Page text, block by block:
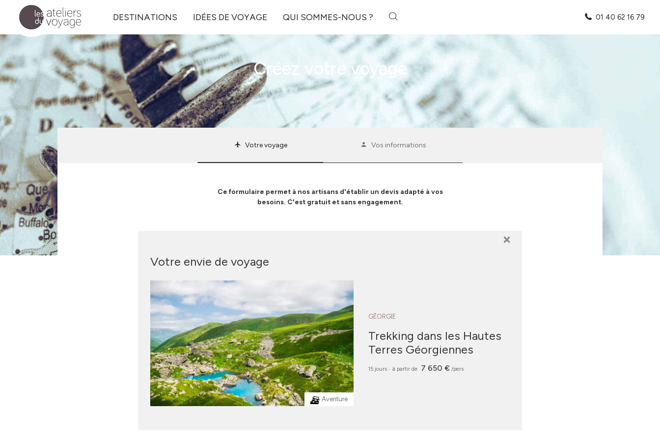
Aller au contenu principal
DESTINATIONS IDÉES DE VOYAGE QUI SOMMES-NOUS ? 01 40 62 16 79
Créez votre voyage
Votre voyage Vos informations
Ce formulaire permet à nos artisans d'établir un devis adapté à vos
besoins. C'est gratuit et sans engagement.
Votre envie de voyage
Aventure
GÉORGIE
Trekking dans les Hautes
Terres Géorgiennes
15 jours ‧ à partir de 7 650 €/pers
×